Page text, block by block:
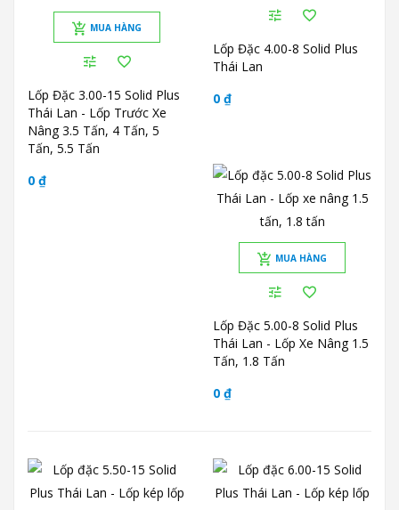
MUA HÀNG
Lốp Đặc 3.00-15 Solid Plus
Thái Lan - Lốp Trước Xe
Nâng 3.5 Tấn, 4 Tấn, 5
Tấn, 5.5 Tấn
0 ₫
Lốp Đặc 4.00-8 Solid Plus
Thái Lan
0 ₫
MUA HÀNG
Lốp Đặc 5.00-8 Solid Plus
Thái Lan - Lốp Xe Nâng 1.5
Tấn, 1.8 Tấn
0 ₫